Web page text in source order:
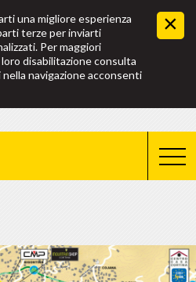
una migliore esperienza
terze per inviarti
Per maggiori
disabilitazione consulta
nella navigazione acconsenti